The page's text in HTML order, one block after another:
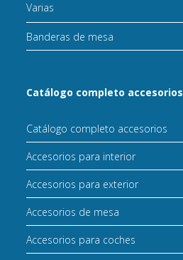
Varias
Banderas de mesa
Catálogo completo accesorios
Catálogo completo accesorios
Accesorios para interior
Accesorios para exterior
Accesorios de mesa
Accesorios para coches